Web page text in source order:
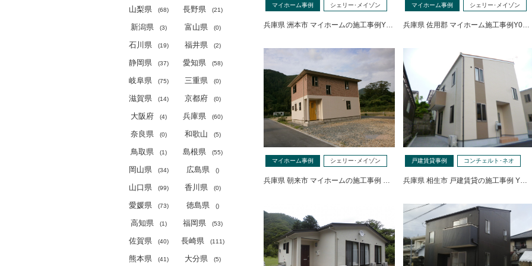
山梨県 (68) 長野県 (21)
新潟県 (3) 富山県 (0)
石川県 (19) 福井県 (2)
静岡県 (37) 愛知県 (58)
岐阜県 (75) 三重県 (0)
滋賀県 (14) 京都府 (0)
大阪府 (4) 兵庫県 (60)
奈良県 (0) 和歌山 (5)
鳥取県 (1) 島根県 (55)
岡山県 (34) 広島県 ()
山口県 (99) 香川県 (0)
愛媛県 (73) 徳島県 ()
高知県 (1) 福岡県 (53)
佐賀県 (40) 長崎県 (111)
熊本県 (41) 大分県 (5)
マイホーム事例 シェリー･メイゾン
兵庫県 洲本市 マイホームの施工事例Y…
マイホーム事例 シェリー･メイゾン
兵庫県 佐用郡 マイホーム施工事例Y0…
マイホーム事例 シェリー･メイゾン
兵庫県 朝来市 マイホームの施工事例 …
戸建賃貸事例 コンチェルト･ネオ
兵庫県 相生市 戸建賃貸の施工事例 Y…